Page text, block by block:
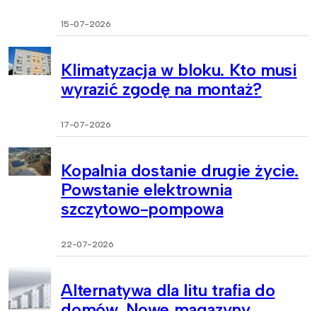
15-07-2026
Klimatyzacja w bloku. Kto musi
wyrazić zgodę na montaż?
17-07-2026
Kopalnia dostanie drugie życie.
Powstanie elektrownia
szczytowo-pompowa
22-07-2026
Alternatywa dla litu trafia do